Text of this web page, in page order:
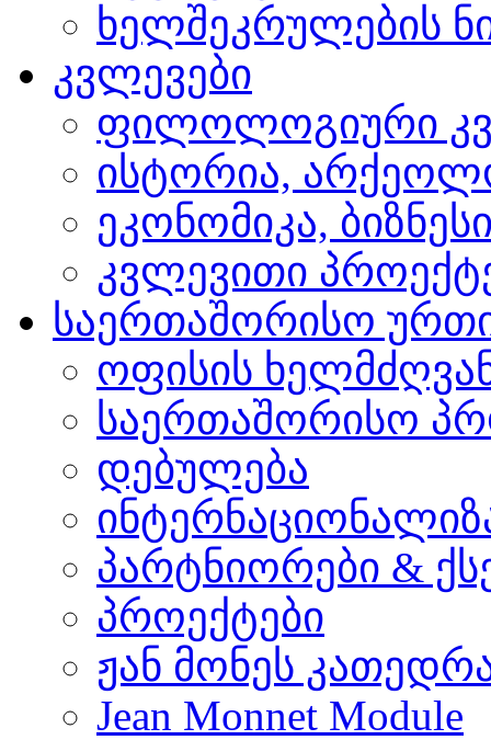
ხელშეკრულების
კვლევები
ფილოლოგიური
ისტორია,
ეკონომიკა,
კვლევითი
საერთაშორისო
ოფისის
საერთაშორისო
დებულება
პარტნიორები &
პროექტები
ჟან მონეს
Jean Monnet Module